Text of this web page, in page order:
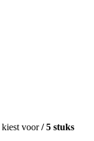
kiest voor/ 5 stuks